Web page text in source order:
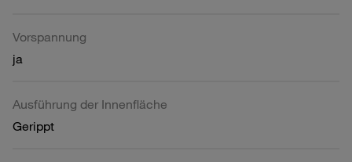
Vorspannung
ja
Ausführung der Innenfläche
Gerippt